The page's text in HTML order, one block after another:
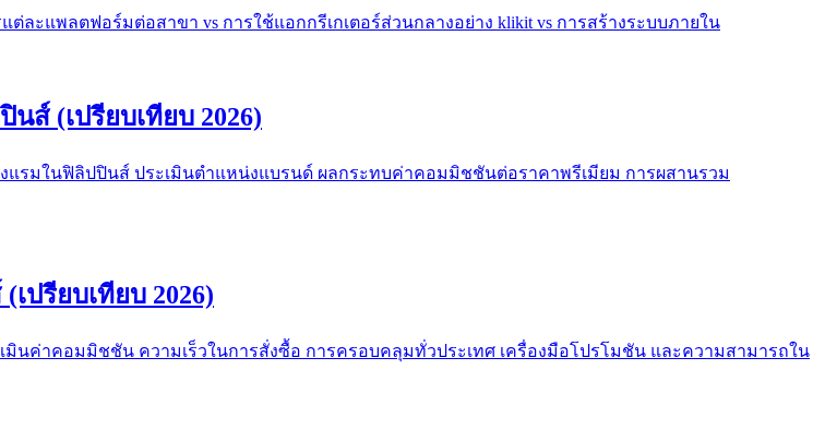
ะแพลตฟอร์มต่อสาขา vs การใช้แอกกรีเกเตอร์ส่วนกลางอย่าง klikit vs การสร้างระบบภายใน
ส์ (เปรียบเทียบ 2026)
รงแรมในฟิลิปปินส์ ประเมินตำแหน่งแบรนด์ ผลกระทบค่าคอมมิชชันต่อราคาพรีเมียม การผสานรวม
ปรียบเทียบ 2026)
เมินค่าคอมมิชชัน ความเร็วในการสั่งซื้อ การครอบคลุมทั่วประเทศ เครื่องมือโปรโมชัน และความสามารถใน